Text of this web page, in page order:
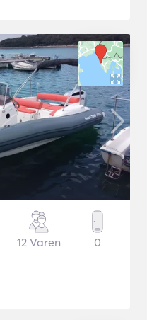
12 Varen 0